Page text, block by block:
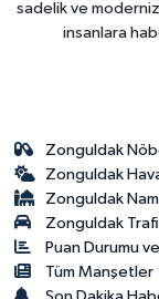
sadelik ve
insanlara
Zonguldak
Zonguldak
Zonguldak
Zonguldak
Puan Durumu
Tüm Manşetler
Son Dakika